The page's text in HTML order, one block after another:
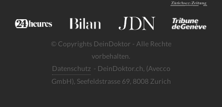
© Copyrights DeinDoktor - Alle Rechte
vorbehalten.
Datenschutz - DeinDoktor.ch, (Avecco
GmbH), Seefeldstrasse 69, 8008 Zurich